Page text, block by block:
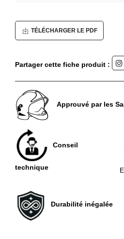
TÉLÉCHARGER LE PDF
Partager cette fiche produit :
Approuvé par les
Conseil
technique
Durabilité inégalée